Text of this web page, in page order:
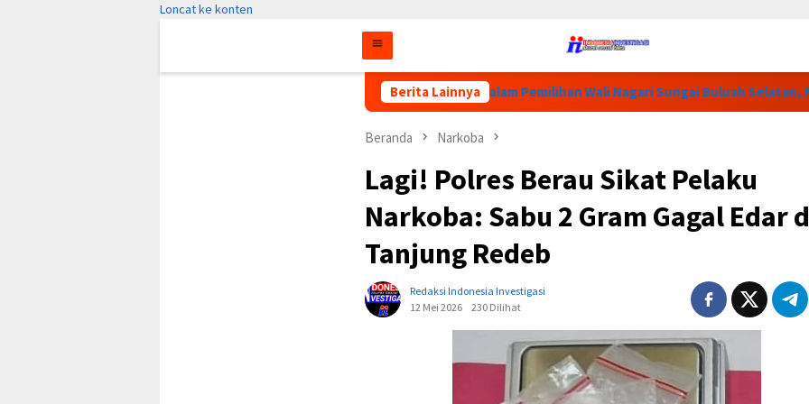
Loncat ke konten
Berita Lainnya
Diduga Ada Kecurangan dalam Pemilihan Wali Nagari Sungai Buluah Selatan, Masyarakat
Beranda Narkoba
Lagi! Polres Berau Sikat Pelaku
Narkoba: Sabu 2 Gram Gagal Edar
Tanjung Redeb
Redaksi Indonesia Investigasi
12 Mei 2026
230 Dilihat